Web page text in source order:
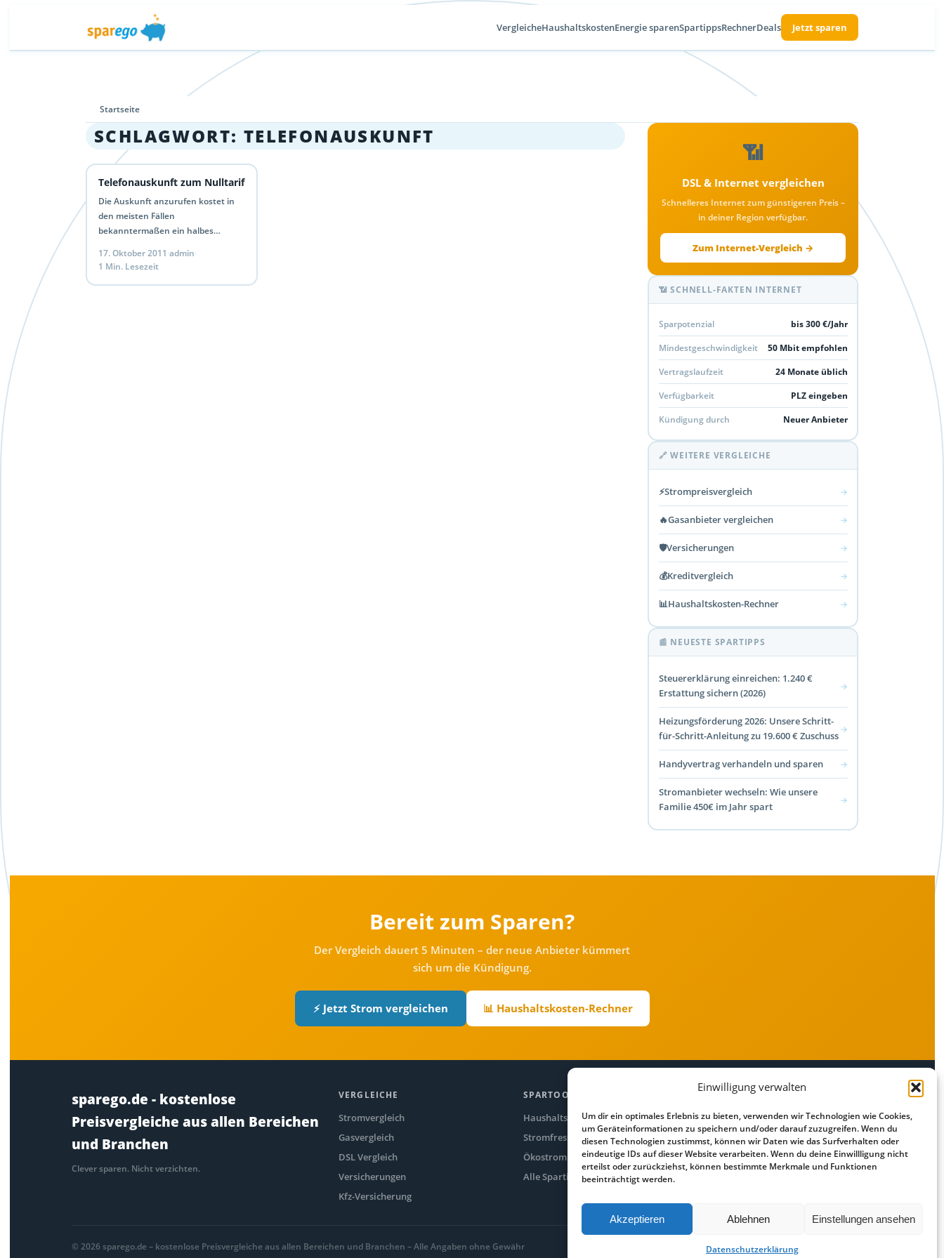
Einwilligung verwalten
Um dir ein optimales Erlebnis zu bieten, verwenden wir Technologien wie Cookies,
um Geräteinformationen zu speichern und/oder darauf zuzugreifen. Wenn du
diesen Technologien zustimmst, können wir Daten wie das Surfverhalten oder
eindeutige IDs auf dieser Website verarbeiten. Wenn du deine Einwillligung nicht
erteilst oder zurückziehst, können bestimmte Merkmale und Funktionen
beeinträchtigt werden.
Akzeptieren Ablehnen Einstellungen ansehen
Datenschutzerklärung
VergleicheHaushaltskostenEnergie sparenSpartippsRechnerDeals Jetzt sparen
Startseite
SCHLAGWORT: TELEFONAUSKUNFT
Telefonauskunft zum Nulltarif
Die Auskunft anzurufen kostet in
den meisten Fällen
bekanntermaßen ein halbes
jedem Fall wenn man im Internet
17. Oktober 2011 ·admin·
1 Min. Lesezeit
📶
DSL & Internet vergleichen
Schnelleres Internet zum günstigeren Preis –
in deiner Region verfügbar.
Zum Internet-Vergleich →
📶 SCHNELL-FAKTEN INTERNET
Sparpotenzial
bis 300 €/Jahr
Mindestgeschwindigkeit
50 Mbit empfohlen
Vertragslaufzeit
24 Monate üblich
Verfügbarkeit
PLZ eingeben
Kündigung durch
Neuer Anbieter
🔗 WEITERE VERGLEICHE
⚡Strompreisvergleich →
🔥Gasanbieter vergleichen →
🛡️Versicherungen →
💰Kreditvergleich →
📊Haushaltskosten-Rechner →
📰 NEUESTE SPARTIPPS
Steuererklärung einreichen: 1.240 €
Erstattung sichern (2026)
→
Heizungsförderung 2026: Unsere Schritt-
für-Schritt-Anleitung zu 19.600 € Zuschuss
→
Handyvertrag verhandeln und sparen →
Stromanbieter wechseln: Wie unsere
Familie 450€ im Jahr spart
→
Bereit zum Sparen?
Der Vergleich dauert 5 Minuten – der neue Anbieter kümmert
sich um die Kündigung.
⚡ Jetzt Strom vergleichen 📊 Haushaltskosten-Rechner
sparego.de - kostenlose
Preisvergleiche aus allen Bereichen
und Branchen
Clever sparen. Nicht verzichten.
VERGLEICHE
Stromvergleich
Gasvergleich
DSL Vergleich
Versicherungen
Kfz-Versicherung
SPARTOOLS
Haushaltskosten-Rechner
Stromfresser-Rechner
Ökostrom Vergleich
Alle Spartipps
RECHTLICHES
Impressum
Datenschutz
Cookie-Richtlinie
© 2026 sparego.de – kostenlose Preisvergleiche aus allen Bereichen und Branchen – Alle Angaben ohne Gewähr Vergleiche über externe Partner ·Datenschutz